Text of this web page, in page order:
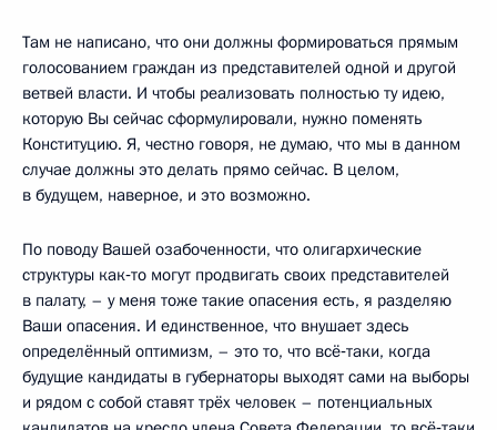
Там не написано, что они должны формироваться прямым
голосованием граждан из представителей одной и другой
ветвей власти. И чтобы реализовать полностью ту идею,
которую Вы сейчас сформулировали, нужно поменять
Конституцию. Я, честно говоря, не думаю, что мы в данном
случае должны это делать прямо сейчас. В целом,
в будущем, наверное, и это возможно.
По поводу Вашей озабоченности, что олигархические
структуры как‑то могут продвигать своих представителей
в палату, – у меня тоже такие опасения есть, я разделяю
Ваши опасения. И единственное, что внушает здесь
определённый оптимизм, – это то, что всё‑таки, когда
будущие кандидаты в губернаторы выходят сами на выборы
и рядом с собой ставят трёх человек – потенциальных